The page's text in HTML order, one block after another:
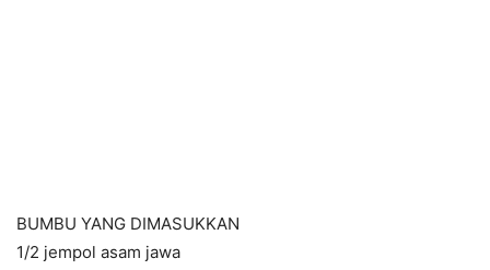
BUMBU YANG DIMASUKKAN
1/2 jempol asam jawa